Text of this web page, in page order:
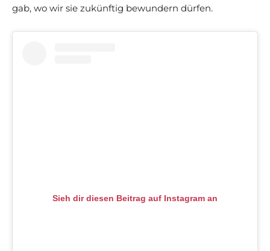
gab, wo wir sie zukünftig bewundern dürfen.
Sieh dir diesen Beitrag auf Instagram an